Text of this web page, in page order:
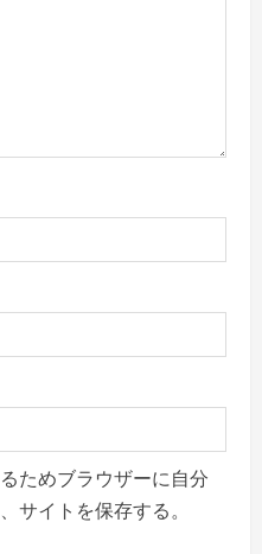
ためブラウザーに自分
サイトを保存する。